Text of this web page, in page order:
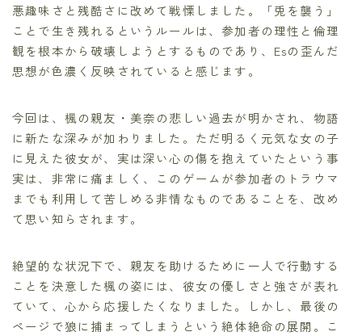
悪趣味さと残酷さに改めて戦慄しました。「兎を襲う」
ことで生き残れるというルールは、参加者の理性と倫理
観を根本から破壊しようとするものであり、Esの歪んだ
思想が色濃く反映されていると感じます。
今回は、楓の親友・美奈の悲しい過去が明かされ、物語
に新たな深みが加わりました。ただ明るく元気な女の子
に見えた彼女が、実は深い心の傷を抱えていたという事
実は、非常に痛ましく、このゲームが参加者のトラウマ
までも利用して苦しめる非情なものであることを、改め
て思い知らされます。
絶望的な状況下で、親友を助けるために一人で行動する
ことを決意した楓の姿には、彼女の優しさと強さが表れ
ていて、心から応援したくなりました。しかし、最後の
ページで狼に捕まってしまうという絶体絶命の展開。こ